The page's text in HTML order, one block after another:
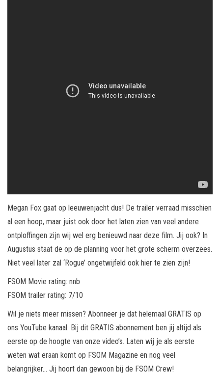
Megan Fox gaat op leeuwenjacht dus! De trailer verraad misschien
al een hoop, maar juist ook door het laten zien van veel andere
ontploffingen zijn wij wel erg benieuwd naar deze film. Jij ook? In
Augustus staat de op de planning voor het grote scherm overzees.
Niet veel later zal ‘Rogue’ ongetwijfeld ook hier te zien zijn!
FSOM Movie rating: nnb
FSOM trailer rating: 7/10
Wil je niets meer missen? Abonneer je dat helemaal GRATIS op
ons YouTube kanaal. Bij dit GRATIS abonnement ben jij altijd als
eerste op de hoogte van onze video’s. Laten wij je als eerste
weten wat eraan komt op FSOM Magazine en nog veel
belangrijker… Jij hoort dan gewoon bij de FSOM Crew!